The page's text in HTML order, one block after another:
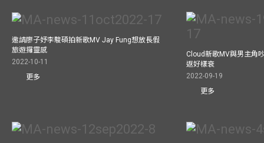
邀請廖子妤李駿碩拍新歌MV Jay Fung想放長假
旅遊攞靈感
2022-10-11
更多
Cloud新歌MV與男主角
返好樣衰
2022-09-19
更多